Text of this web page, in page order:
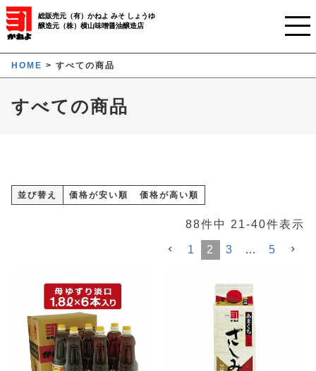
総販売元（有）かねよ みそ しょうゆ
醸造元（株）横山味噌醤油醸造店
業務用窓口
オンラインストア
HOME すべての商品
すべての商品
並び替え 価格が安い順 価格が高い順
88件中 21-40件表示
1 2 3 … 5